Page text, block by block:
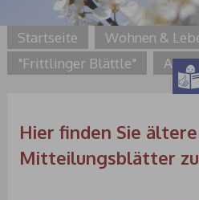
Startseite
Wohnen &
"Frittlinger Blättle"
Hier finden Sie ältere
Mitteilungsblätter